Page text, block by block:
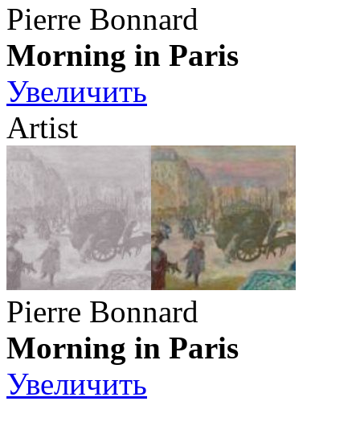
Pierre Bonnard
Morning in Paris
Увеличить
Artist
Pierre Bonnard
Morning in Paris
Увеличить